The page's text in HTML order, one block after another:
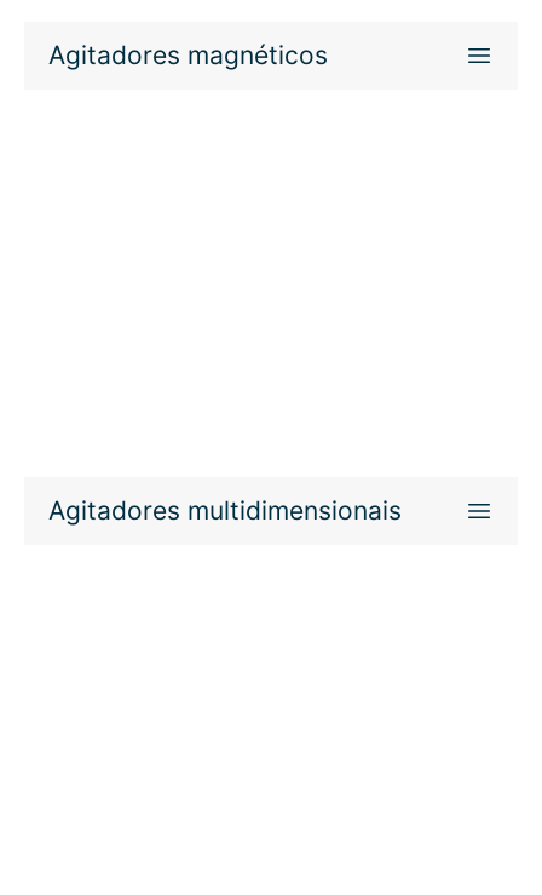
Agitadores magnéticos
Agitadores multidimensionais